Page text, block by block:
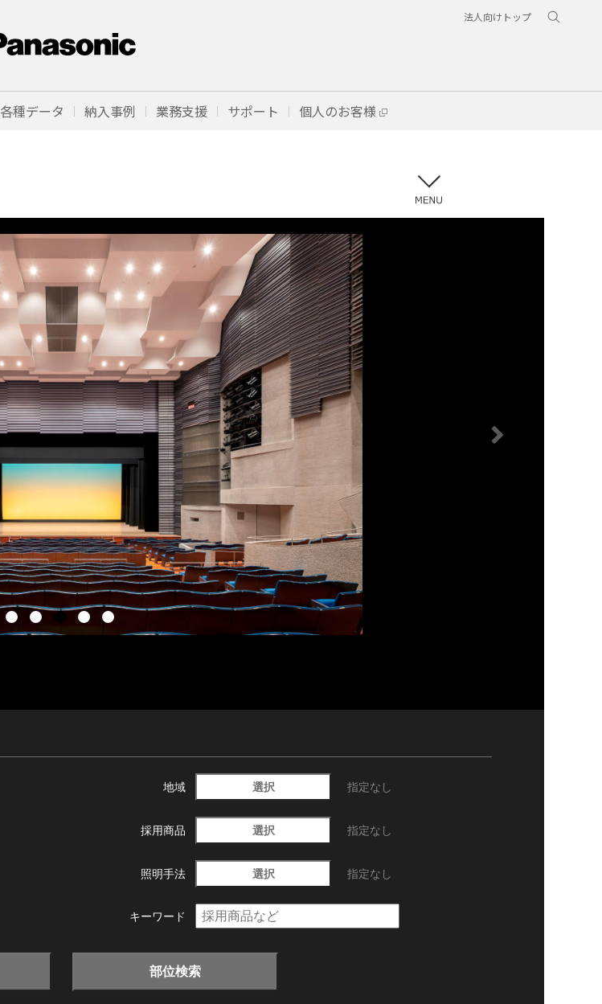
法人向けトップ
各種データ 納入事例 業務支援 サポート 個人のお客様
地域 選択 指定なし
採用商品 選択 指定なし
照明手法 選択 指定なし
キーワード
部位検索